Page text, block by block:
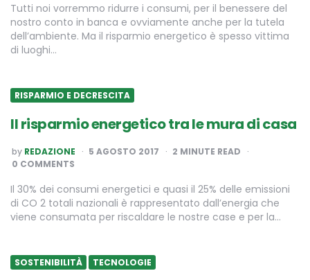
Tutti noi vorremmo ridurre i consumi, per il benessere del
nostro conto in banca e ovviamente anche per la tutela
dell’ambiente. Ma il risparmio energetico è spesso vittima
di luoghi…
RISPARMIO E DECRESCITA
Il risparmio energetico tra le mura di casa
POSTED
BY
by REDAZIONE 5 AGOSTO 2017 2 MINUTE READ
0 COMMENTS
Il 30% dei consumi energetici e quasi il 25% delle emissioni
di CO 2 totali nazionali è rappresentato dall’energia che
viene consumata per riscaldare le nostre case e per la…
SOSTENIBILITÀ TECNOLOGIE